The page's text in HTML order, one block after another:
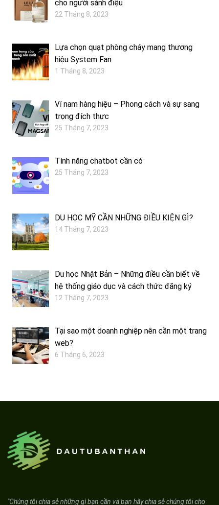
cho người sành điệu
22 Tháng 8, 2023
Lựa chọn quạt phòng cháy mang thương
hiệu System Fan
1 Tháng 8, 2023
Ví nam hàng hiệu – Phong cách và sự sang
trọng đích thực
25 Tháng 7, 2023
Tính năng chatbot cần có
25 Tháng 7, 2023
DU HỌC MỸ CẦN NHỮNG ĐIỀU KIỆN GÌ?
14 Tháng 7, 2023
Du học Nhật Bản – Những điều cần biết về
hệ thống giáo dục và cách thức đăng ký
12 Tháng 7, 2023
Tại sao một doanh nghiệp nên cần một trang
web?
6 Tháng 6, 2023
"Chúng tôi chia sẻ những gì bạn cần và bạn hãy chia sẻ chúng tôi cho